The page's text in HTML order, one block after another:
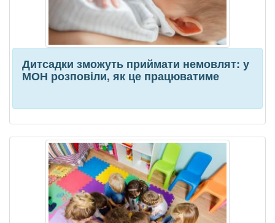
Дитсадки зможуть приймати немовлят: у
МОН розповіли, як це працюватиме